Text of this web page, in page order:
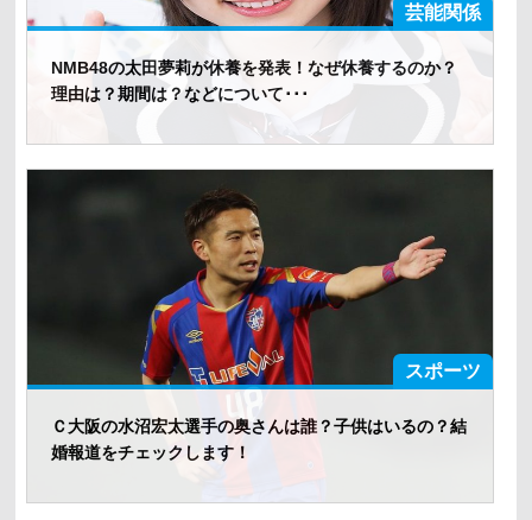
芸能関係
NMB48の太田夢莉が休養を発表！なぜ休養するのか？
理由は？期間は？などについて･･･
スポーツ
Ｃ大阪の水沼宏太選手の奥さんは誰？子供はいるの？結
婚報道をチェックします！